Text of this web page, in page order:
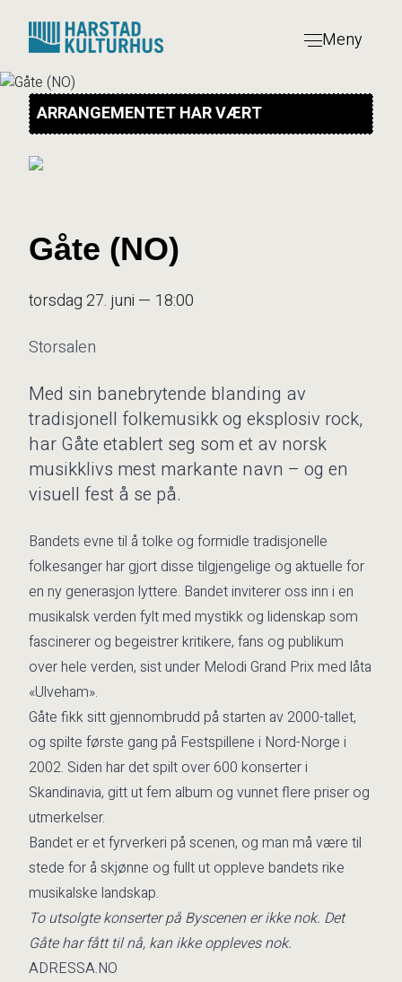
innhold
Meny
ARRANGEMENTET HAR VÆRT
Gåte (NO)
torsdag 27. juni — 18:00
Storsalen
Med sin banebrytende blanding av
tradisjonell folkemusikk og eksplosiv rock,
har Gåte etablert seg som et av norsk
musikklivs mest markante navn – og en
visuell fest å se på.
Bandets evne til å tolke og formidle tradisjonelle
folkesanger har gjort disse tilgjengelige og aktuelle for
en ny generasjon lyttere. Bandet inviterer oss inn i en
musikalsk verden fylt med mystikk og lidenskap som
fascinerer og begeistrer kritikere, fans og publikum
over hele verden, sist under Melodi Grand Prix med låta
«Ulveham».
Gåte fikk sitt gjennombrudd på starten av 2000-tallet,
og spilte første gang på Festspillene i Nord-Norge i
2002. Siden har det spilt over 600 konserter i
Skandinavia, gitt ut fem album og vunnet flere priser og
utmerkelser.
Bandet er et fyrverkeri på scenen, og man må være til
stede for å skjønne og fullt ut oppleve bandets rike
musikalske landskap.
To utsolgte konserter på Byscenen er ikke nok. Det
Gåte har fått til nå, kan ikke oppleves nok.
ADRESSA.NO